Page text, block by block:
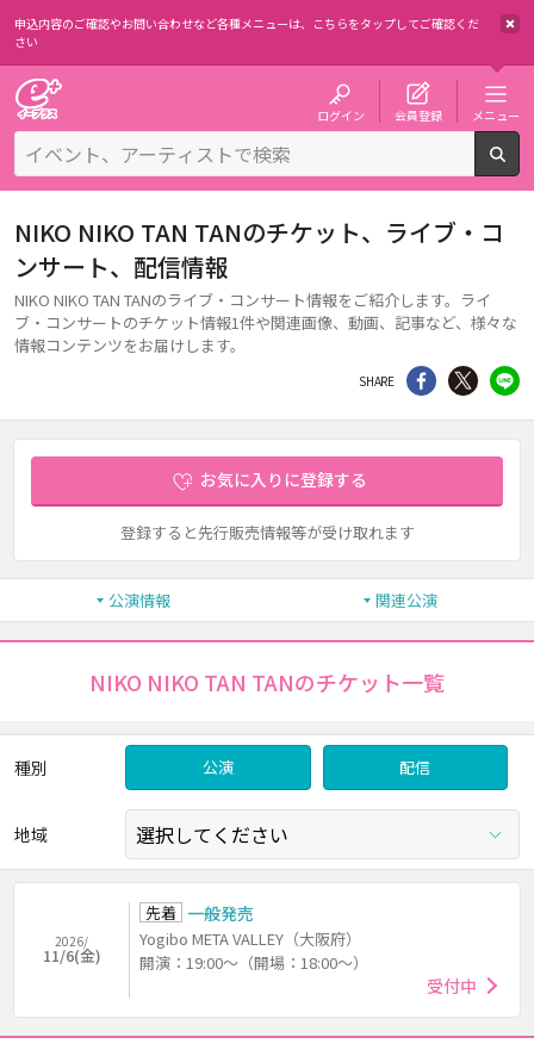
申込内容のご確認やお問い合わせなど各種メニューは、 こちらをタップしてご確認くだ
さい
ログイン 会員登録 メニュー
NIKO NIKO TAN TANのチケット、ライブ・コ
ンサート、配信情報
NIKO NIKO TAN TANのライブ・コンサート情報をご紹介します。ライ
ブ・コンサートのチケット情報1件や関連画像、動画、記事など、様々な
情報コンテンツをお届けします。
SHARE シェア Twitter
お気に入りに登録する
登録すると先行販売情報等が受け取れます
公演情報 関連公演
NIKO NIKO TAN TANのチケット一覧
種別 公演 配信
地域
2026/
11/6(金)
先着 一般発売
Yogibo META VALLEY（大阪府）
開演：19:00～（開場：18:00～）
受付中